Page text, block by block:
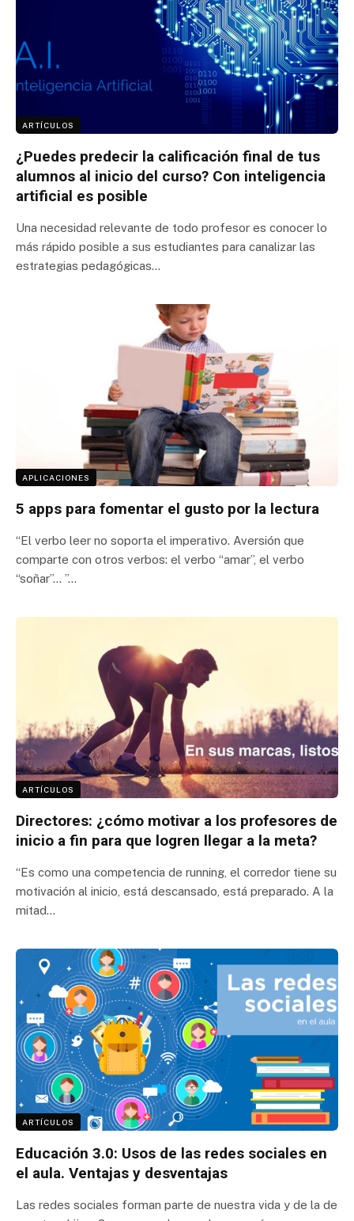
ARTÍCULOS
¿Puedes predecir la calificación final de tus
alumnos al inicio del curso? Con inteligencia
artificial es posible
Una necesidad relevante de todo profesor es conocer lo
más rápido posible a sus estudiantes para canalizar las
estrategias pedagógicas…
APLICACIONES
5 apps para fomentar el gusto por la lectura
“El verbo leer no soporta el imperativo. Aversión que
comparte con otros verbos: el verbo “amar”, el verbo
“soñar”… ”…
ARTÍCULOS
Directores: ¿cómo motivar a los profesores de
inicio a fin para que logren llegar a la meta?
“Es como una competencia de running, el corredor tiene su
motivación al inicio, está descansado, está preparado. A la
mitad…
ARTÍCULOS
Educación 3.0: Usos de las redes sociales en
el aula. Ventajas y desventajas
Las redes sociales forman parte de nuestra vida y de la de